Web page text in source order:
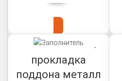
прокладка
поддона металл